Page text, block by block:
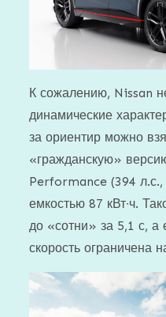
К сожалению, Nissan
динамические
за ориентир можно
«гражданскую»
Performance (394
емкостью 87 кВт∙ч.
до «сотни» за 5,1 с, а
скорость ограничена